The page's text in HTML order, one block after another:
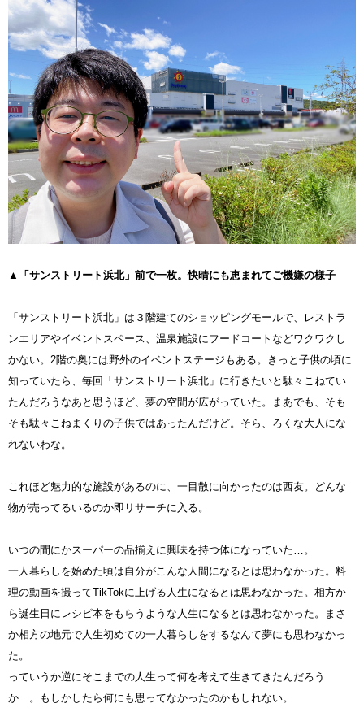
▲「サンストリート浜北」前で一枚。快晴にも恵まれてご機嫌の様子
「サンストリート浜北」は３階建てのショッピングモールで、レストラ
ンエリアやイベントスペース、温泉施設にフードコートなどワクワクし
かない。2階の奥には野外のイベントステージもある。きっと子供の頃に
知っていたら、毎回「サンストリート浜北」に行きたいと駄々こねてい
たんだろうなあと思うほど、夢の空間が広がっていた。まあでも、そも
そも駄々こねまくりの子供ではあったんだけど。そら、ろくな大人にな
れないわな。
これほど魅力的な施設があるのに、一目散に向かったのは西友。どんな
物が売ってるいるのか即リサーチに入る。
いつの間にかスーパーの品揃えに興味を持つ体になっていた…。
一人暮らしを始めた頃は自分がこんな人間になるとは思わなかった。料
理の動画を撮ってTikTokに上げる人生になるとは思わなかった。相方か
ら誕生日にレシピ本をもらうような人生になるとは思わなかった。まさ
か相方の地元で人生初めての一人暮らしをするなんて夢にも思わなかっ
た。
っていうか逆にそこまでの人生って何を考えて生きてきたんだろう
か…。もしかしたら何にも思ってなかったのかもしれない。